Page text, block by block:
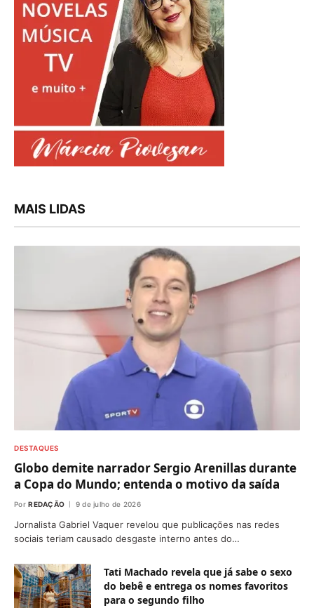
MAIS LIDAS
DESTAQUES
Globo demite narrador Sergio Arenillas durante
a Copa do Mundo; entenda o motivo da saída
Por REDAÇÃO 9 de julho de 2026
Jornalista Gabriel Vaquer revelou que publicações nas redes
sociais teriam causado desgaste interno antes do…
Tati Machado revela que já sabe o sexo
do bebê e entrega os nomes favoritos
para o segundo filho